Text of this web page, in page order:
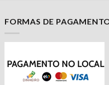
FORMAS DE